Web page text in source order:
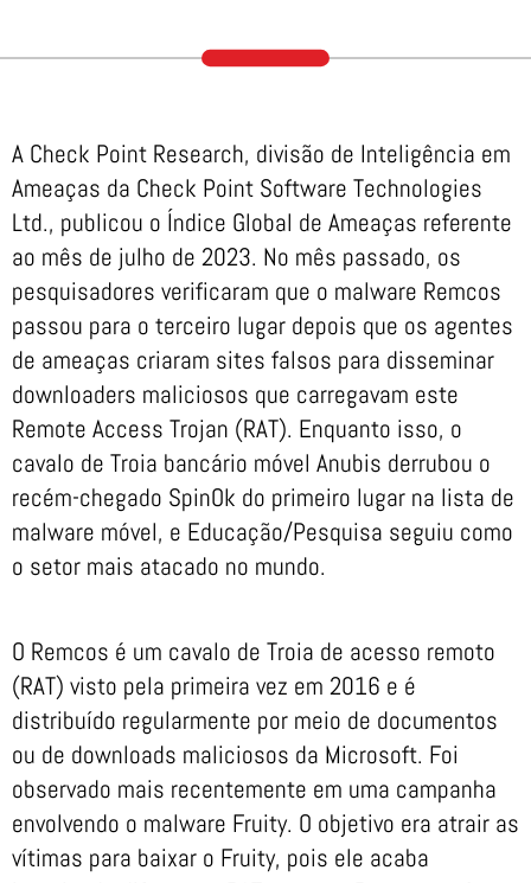
A Check Point Research, divisão de Inteligência em
Ameaças da Check Point Software Technologies
Ltd., publicou o Índice Global de Ameaças referente
ao mês de julho de 2023. No mês passado, os
pesquisadores verificaram que o malware Remcos
passou para o terceiro lugar depois que os agentes
de ameaças criaram sites falsos para disseminar
downloaders maliciosos que carregavam este
Remote Access Trojan (RAT). Enquanto isso, o
cavalo de Troia bancário móvel Anubis derrubou o
recém-chegado SpinOk do primeiro lugar na lista de
malware móvel, e Educação/Pesquisa seguiu como
o setor mais atacado no mundo.
O Remcos é um cavalo de Troia de acesso remoto
(RAT) visto pela primeira vez em 2016 e é
distribuído regularmente por meio de documentos
ou de downloads maliciosos da Microsoft. Foi
observado mais recentemente em uma campanha
envolvendo o malware Fruity. O objetivo era atrair as
vítimas para baixar o Fruity, pois ele acaba